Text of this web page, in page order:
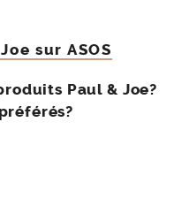
sur ASOS
Paul & Joe?